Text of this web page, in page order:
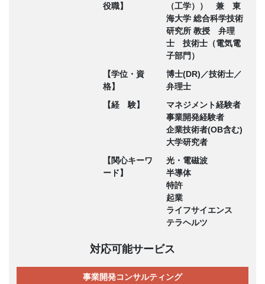
役職】
（工学）） 兼 東
海大学 総合科学技術
研究所 教授 弁理
士 技術士（電気電
子部門）
【学位・資
格】
博士(DR)／技術士／
弁理士
【経 験】
マネジメント経験者
事業開発経験者
企業技術者(OB含む)
大学研究者
【関心キーワ
ード】
光・電磁波
半導体
特許
起業
ライフサイエンス
テラヘルツ
対応可能サービス
事業開発コンサルティング